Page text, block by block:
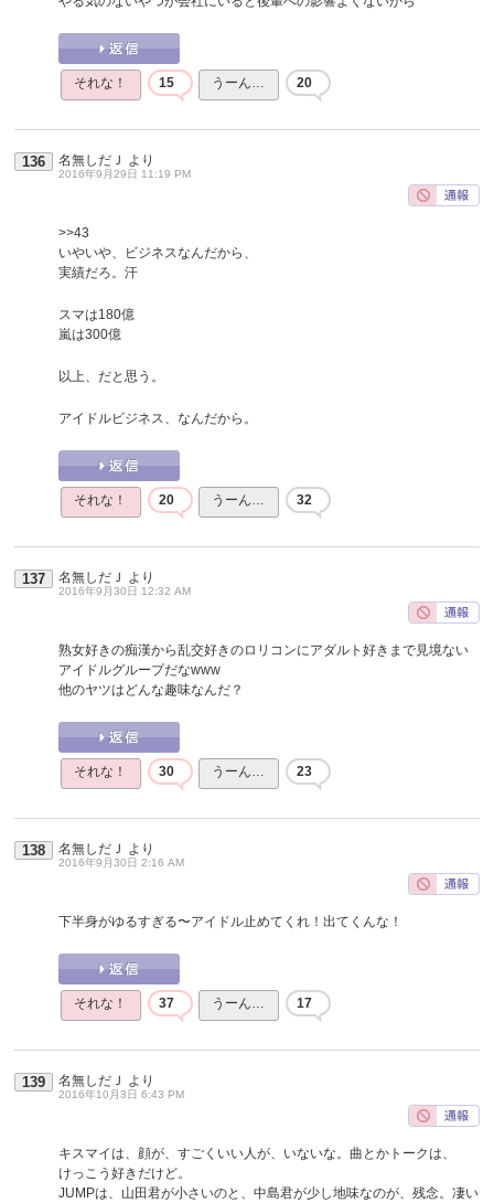
それな！ 15 うーん… 20
136 名無しだＪ より
2016年9月29日 11:19 PM
>>43
いやいや、ビジネスなんだから、
実績だろ。汗
スマは180億
嵐は300億
以上、だと思う。
アイドルビジネス、なんだから。
それな！ 20 うーん… 32
137 名無しだＪ より
2016年9月30日 12:32 AM
熟女好きの痴漢から乱交好きのロリコンにアダルト好きまで見境ない
アイドルグループだなwww
他のヤツはどんな趣味なんだ？
それな！ 30 うーん… 23
138 名無しだＪ より
2016年9月30日 2:16 AM
下半身がゆるすぎる〜アイドル止めてくれ！出てくんな！
それな！ 37 うーん… 17
139 名無しだＪ より
2016年10月3日 6:43 PM
キスマイは、顔が、すごくいい人が、いないな。曲とかトークは、
けっこう好きだけど。
JUMPは、山田君が小さいのと、中島君が少し地味なのが、残念。凄い